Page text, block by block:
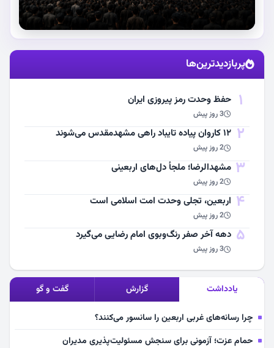
استقبال از آقای شهید ایران
مشاهده اخبار
پربازدیدترین‌ها
1 حفظ وحدت رمز پیروزی ایران
3 روز پیش
2 ۱۲ کاروان پیاده تایباد راهی مشهدمقدس می‌شوند
2 روز پیش
3 مشهد‌الرضا؛ ملجأ دل‌های اربعینی
2 روز پیش
4 اربعین، تجلی وحدت امت اسلامی است
2 روز پیش
5 دهه آخر صفر رنگ‌وبوی امام رضایی می‌گیرد
3 روز پیش
یادداشت گزارش گفت و گو
چرا رسانه‌های غربی اربعین را سانسور می‌کنند؟
حمام عزت؛ آزمونی برای سنجش مسئولیت‌پذیری مدیران